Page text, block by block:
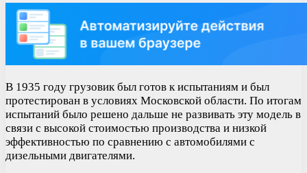
В 1935 году грузовик был готов к испытаниям и был
протестирован в условиях Московской области. По итогам
испытаний было решено дальше не развивать эту модель в
связи с высокой стоимостью производства и низкой
эффективностью по сравнению с автомобилями с
дизельными двигателями.